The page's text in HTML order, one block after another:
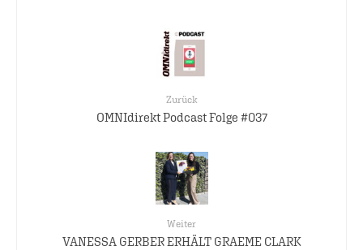
Zurück
OMNIdirekt Podcast Folge #037
Weiter
VANESSA GERBER ERHÄLT GRAEME CLARK